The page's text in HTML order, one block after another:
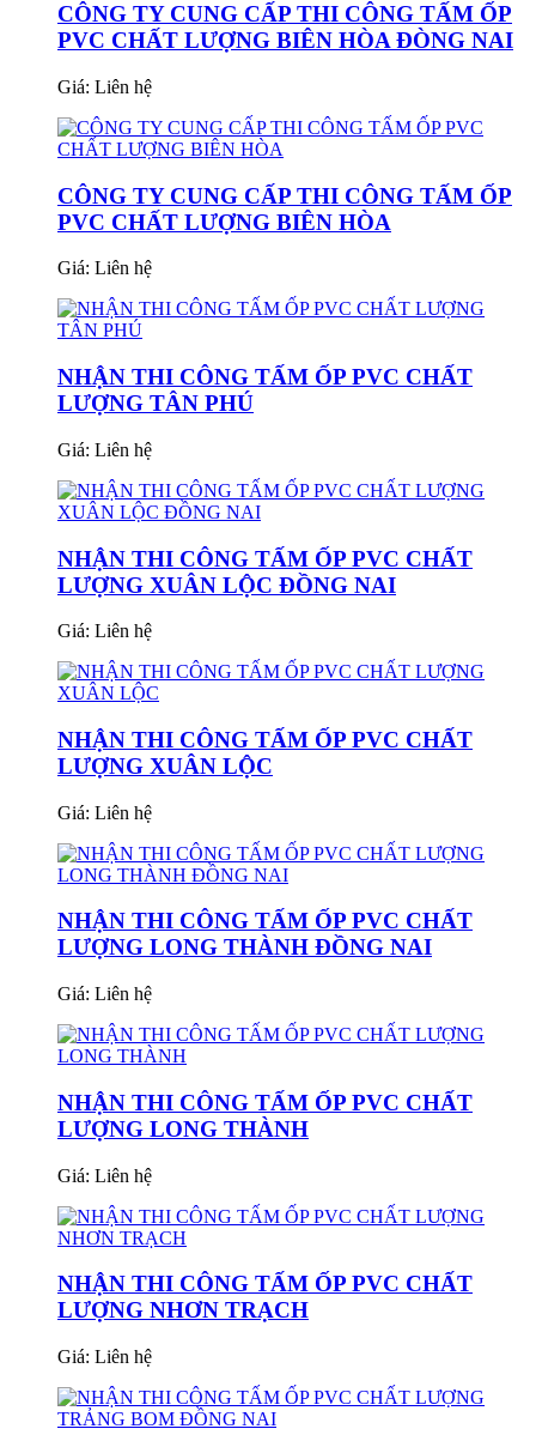
CÔNG TY CUNG CẤP THI CÔNG TẤM ỐP
PVC CHẤT LƯỢNG BIÊN HÒA ĐÒNG NAI
Giá: Liên hệ
CÔNG TY CUNG CẤP THI CÔNG TẤM ỐP
PVC CHẤT LƯỢNG BIÊN HÒA
Giá: Liên hệ
NHẬN THI CÔNG TẤM ỐP PVC CHẤT
LƯỢNG TÂN PHÚ
Giá: Liên hệ
NHẬN THI CÔNG TẤM ỐP PVC CHẤT
LƯỢNG XUÂN LỘC ĐỒNG NAI
Giá: Liên hệ
NHẬN THI CÔNG TẤM ỐP PVC CHẤT
LƯỢNG XUÂN LỘC
Giá: Liên hệ
NHẬN THI CÔNG TẤM ỐP PVC CHẤT
LƯỢNG LONG THÀNH ĐỒNG NAI
Giá: Liên hệ
NHẬN THI CÔNG TẤM ỐP PVC CHẤT
LƯỢNG LONG THÀNH
Giá: Liên hệ
NHẬN THI CÔNG TẤM ỐP PVC CHẤT
LƯỢNG NHƠN TRẠCH
Giá: Liên hệ